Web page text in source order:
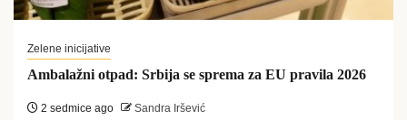
Zelene inicijative
Ambalažni otpad: Srbija se sprema za EU pravila 2026
2 sedmice ago Sandra Iršević